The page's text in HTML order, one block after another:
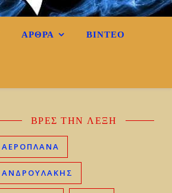
ΆΡΘΡΑ ΒΊΝΤΕΟ
ΒΡΕΣ ΤΗΝ ΛΕΞΗ
ΑΕΡΟΠΛΑΝΑ
ΑΝΔΡΟΥΛΑΚΗΣ